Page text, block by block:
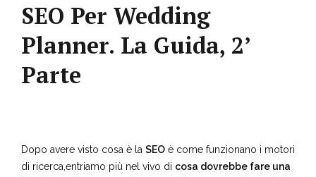
SEO Per Wedding
Planner. La Guida, 2’
Parte
Dopo avere visto cosa è la SEO è come funzionano i motori
di ricerca,entriamo più nel vivo di cosa dovrebbe fare una